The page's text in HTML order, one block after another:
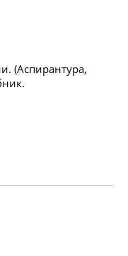
(Аспирантура,